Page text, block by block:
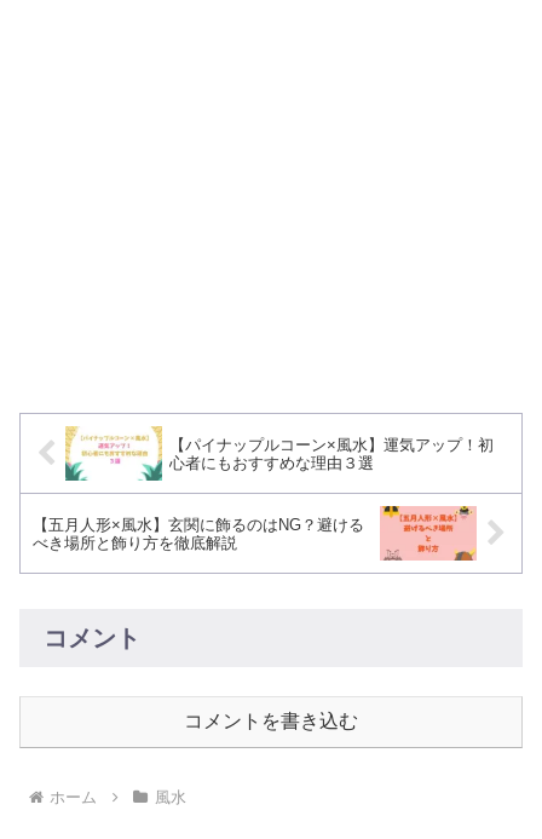
【パイナップルコーン×風水】運気アップ！初
心者にもおすすめな理由３選
【五月人形×風水】玄関に飾るのはNG？避ける
べき場所と飾り方を徹底解説
コメント
コメントを書き込む
ホーム 風水